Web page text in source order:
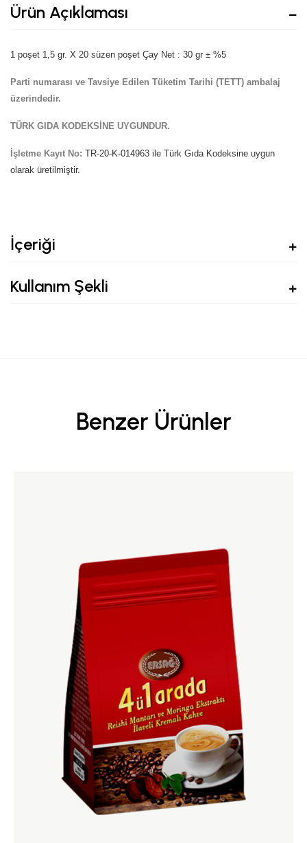
Ürün Açıklaması
1 poşet 1,5 gr. X 20 süzen poşet Çay Net : 30 gr ± %5
Parti numarası ve Tavsiye Edilen Tüketim Tarihi (TETT) ambalaj
üzerindedir.
TÜRK GIDA KODEKSİNE UYGUNDUR.
İşletme Kayıt No: TR-20-K-014963 ile Türk Gıda Kodeksine uygun
olarak üretilmiştir.
İçeriği
Kullanım Şekli
Benzer Ürünler